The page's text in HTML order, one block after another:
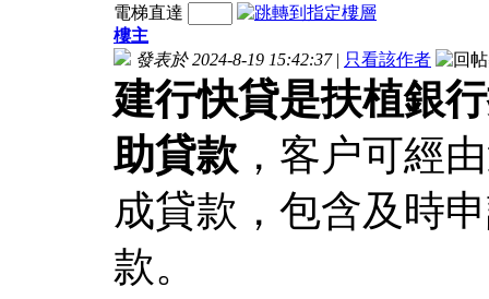
電梯直達
樓主
發表於 2024-8-19 15:42:37 | 只看該作者
建行快貸是扶植銀
助貸款 ，客户可經
成貸款，包含及時
款。